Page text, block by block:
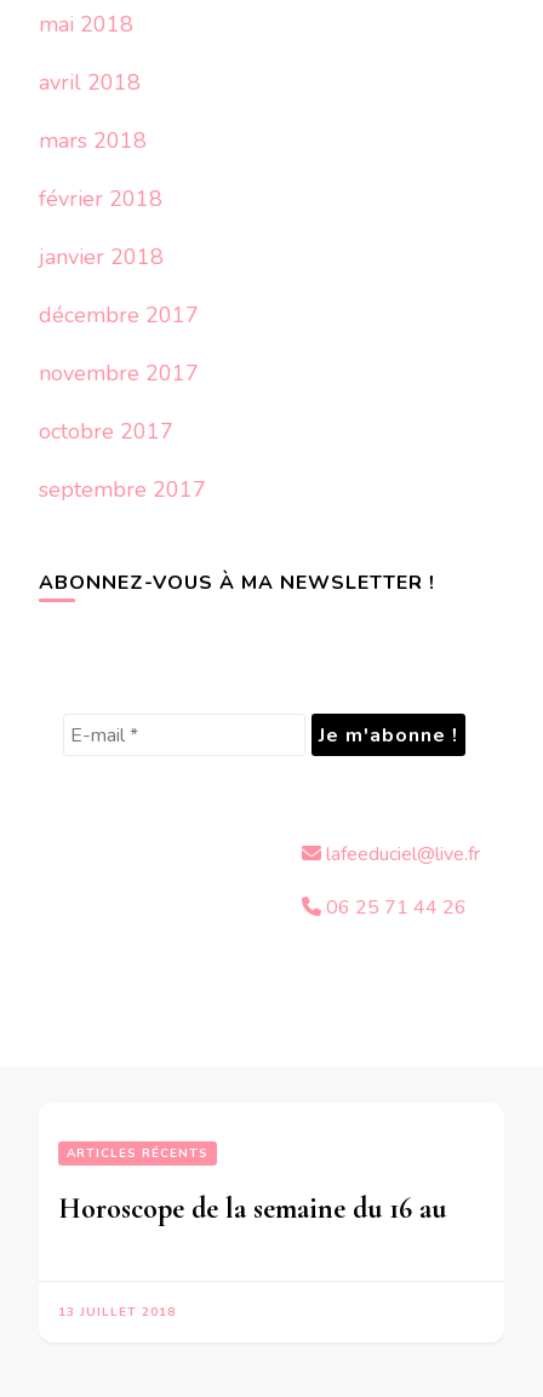
mai 2018
avril 2018
mars 2018
février 2018
janvier 2018
décembre 2017
novembre 2017
octobre 2017
septembre 2017
ABONNEZ-VOUS À MA NEWSLETTER !
lafeeduciel@live.fr
06 25 71 44 26
ARTICLES RÉCENTS
13 JUILLET 2018